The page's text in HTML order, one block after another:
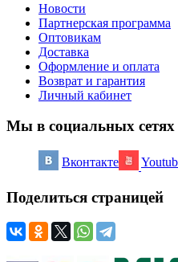
Новости
Партнерская программа
Оптовикам
Доставка
Оформление и оплата
Возврат и гарантия
Личный кабинет
Мы в социальных сетях
Вконтакте
Поделиться страницей